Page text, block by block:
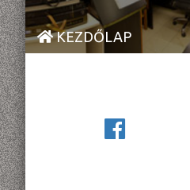
KEZDŐLAP